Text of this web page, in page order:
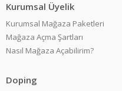
Kurumsal Üyelik
Kurumsal Mağaza Paketleri
Mağaza Açma Şartları
Nasıl Mağaza Açabilirim?
Doping